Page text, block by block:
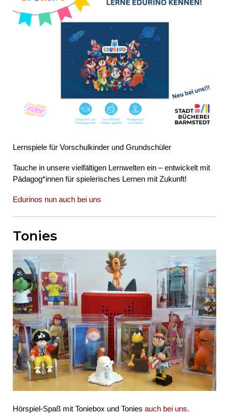
Lernspiele für Vorschulkinder und Grundschüler
Tauche in unsere vielfältigen Lernwelten ein – entwickelt mit
Pädagog*innen für spielerisches Lernen mit Zukunft!
Edurinos nun auch bei uns
Tonies
Hörspiel-Spaß mit Toniebox und Tonies auch bei uns.